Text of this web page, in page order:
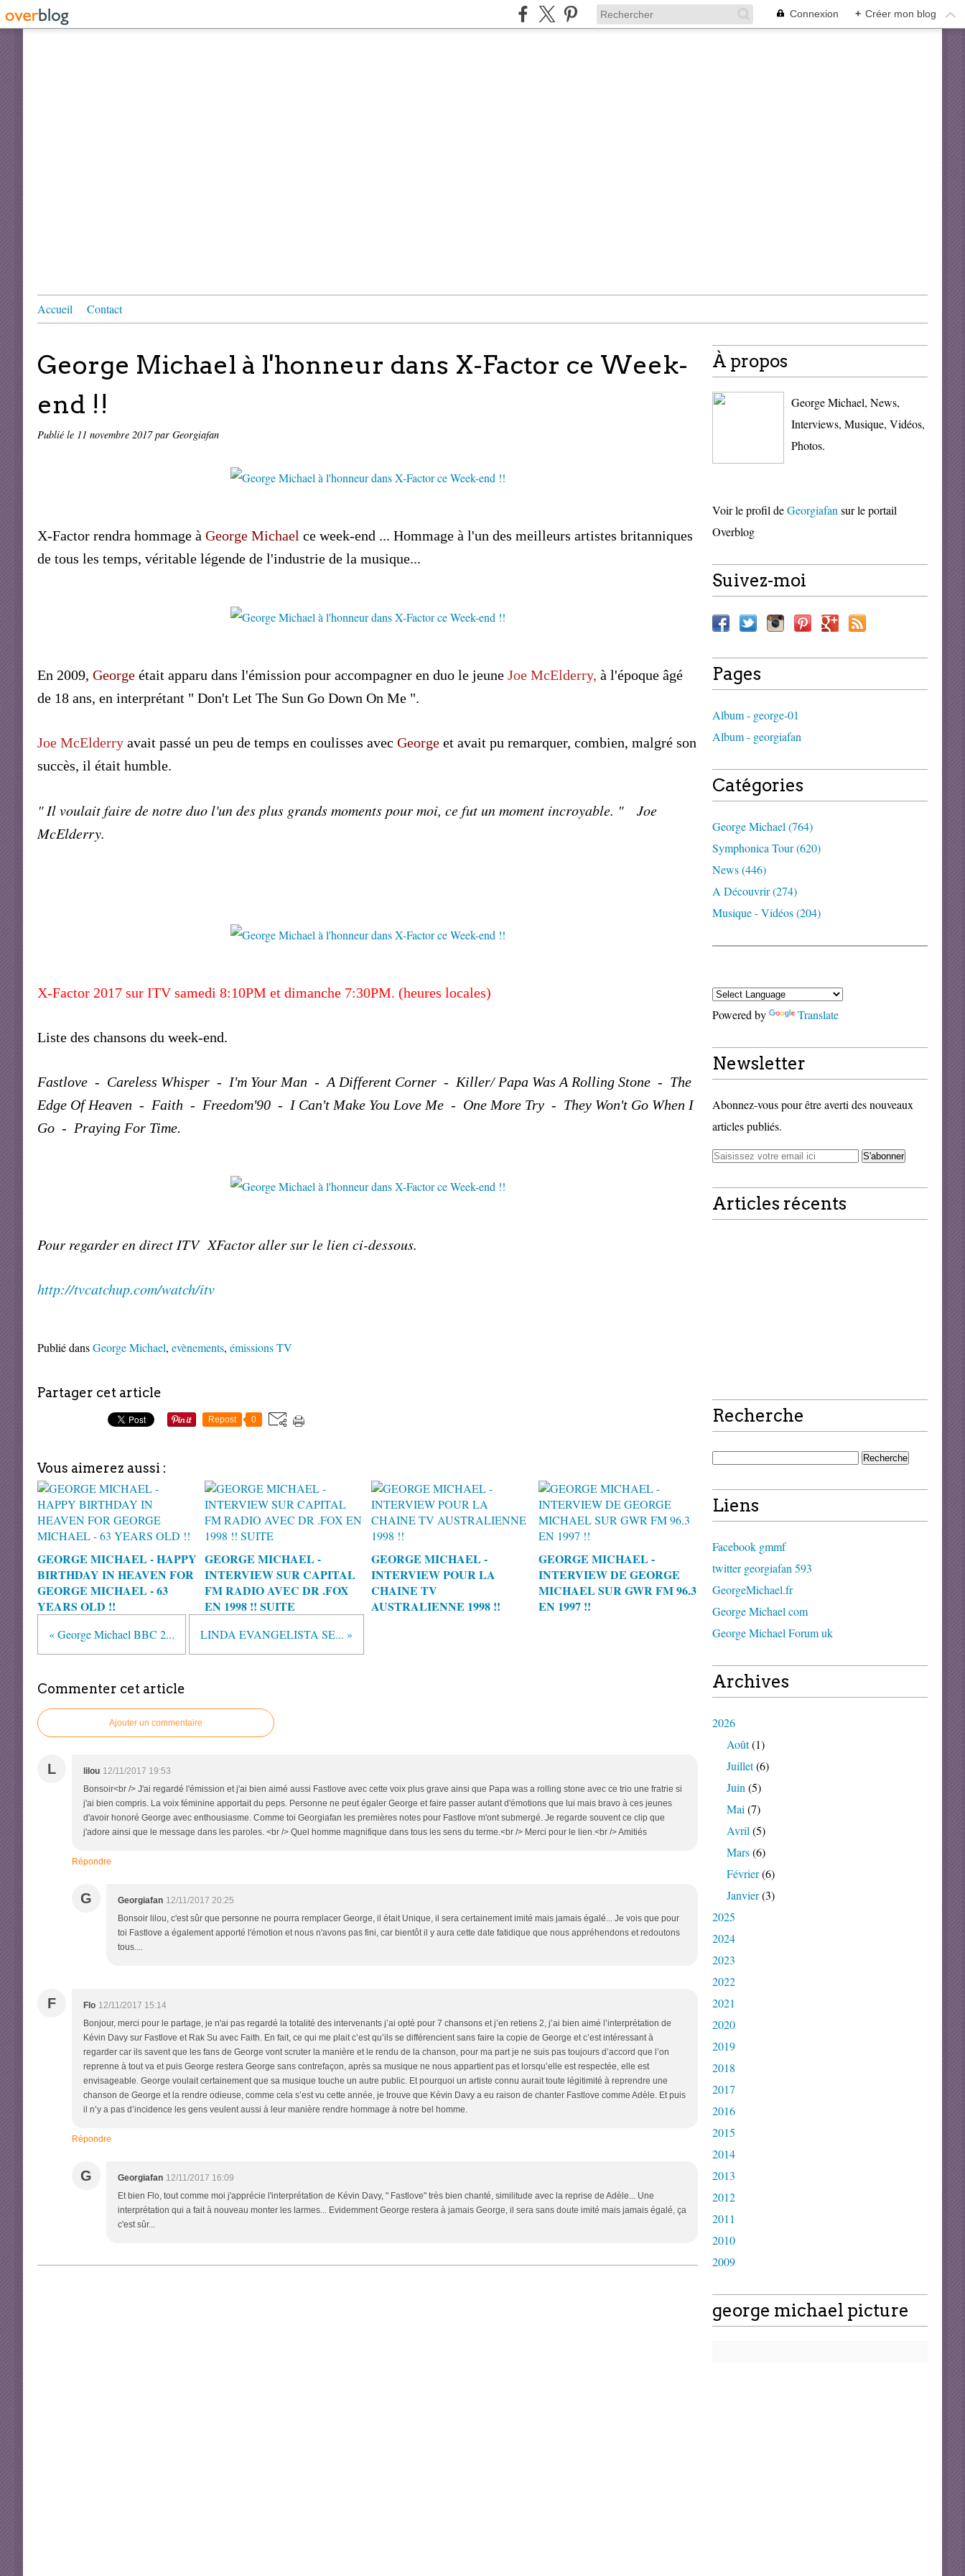
Connexion + Créer mon blog
Accueil Contact
George Michael à l'honneur dans X-Factor ce Week-
end !!
Publié le 11 novembre 2017par Georgiafan
X-Factor rendra hommage à George Michael ce week-end ... Hommage à l'un des meilleurs artistes britanniques
de tous les temps, véritable légende de l'industrie de la musique...
En 2009, George était apparu dans l'émission pour accompagner en duo le jeune Joe McElderry, à l'époque âgé
de 18 ans, en interprétant " Don't Let The Sun Go Down On Me ".
Joe McElderry avait passé un peu de temps en coulisses avec George et avait pu remarquer, combien, malgré son
succès, il était humble.
" Il voulait faire de notre duo l'un des plus grands moments pour moi, ce fut un moment incroyable. " Joe
McElderry.
X-Factor 2017 sur ITV samedi 8:10PM et dimanche 7:30PM. (heures locales)
Liste des chansons du week-end.
Fastlove - Careless Whisper - I'm Your Man - A Different Corner - Killer/ Papa Was A Rolling Stone - The
Edge Of Heaven - Faith - Freedom'90 - I Can't Make You Love Me - One More Try - They Won't Go When I
Go - Praying For Time.
Pour regarder en direct ITV XFactor aller sur le lien ci-dessous.
http://tvcatchup.com/watch/itv
Publié dansGeorge Michael, evènements, émissions TV
Partager cet article
Repost 0
Vous aimerez aussi :
GEORGE MICHAEL - HAPPY
BIRTHDAY IN HEAVEN FOR
GEORGE MICHAEL - 63
YEARS OLD !!
GEORGE MICHAEL -
INTERVIEW SUR CAPITAL
FM RADIO AVEC DR .FOX
EN 1998 !! SUITE
GEORGE MICHAEL -
INTERVIEW POUR LA
CHAINE TV
AUSTRALIENNE 1998 !!
GEORGE MICHAEL -
INTERVIEW DE GEORGE
MICHAEL SUR GWR FM 96.3
EN 1997 !!
« George Michael BBC 2... LINDA EVANGELISTA SE... »
Commenter cet article
Ajouter un commentaire
L lilou 12/11/2017 19:53
Bonsoir<br /> J'ai regardé l'émission et j'ai bien aimé aussi Fastlove avec cette voix plus grave ainsi que Papa was a rolling stone avec ce trio une fratrie si
j'ai bien compris. La voix féminine apportait du peps. Personne ne peut égaler George et faire passer autant d'émotions que lui mais bravo à ces jeunes
d'avoir honoré George avec enthousiasme. Comme toi Georgiafan les premières notes pour Fastlove m'ont submergé. Je regarde souvent ce clip que
j'adore ainsi que le message dans les paroles. <br /> Quel homme magnifique dans tous les sens du terme.<br /> Merci pour le lien.<br /> Amitiés
Répondre
G Georgiafan 12/11/2017 20:25
Bonsoir lilou, c'est sûr que personne ne pourra remplacer George, il était Unique, il sera certainement imité mais jamais égalé... Je vois que pour
toi Fastlove a également apporté l'émotion et nous n'avons pas fini, car bientôt il y aura cette date fatidique que nous appréhendons et redoutons
tous....
F Flo 12/11/2017 15:14
Bonjour, merci pour le partage, je n'ai pas regardé la totalité des intervenants j’ai opté pour 7 chansons et j’en retiens 2, j’ai bien aimé l’interprétation de
Kévin Davy sur Fastlove et Rak Su avec Faith. En fait, ce qui me plait c’est qu’ils se différencient sans faire la copie de George et c’est intéressant à
regarder car ils savent que les fans de George vont scruter la manière et le rendu de la chanson, pour ma part je ne suis pas toujours d’accord que l’on
reprenne à tout va et puis George restera George sans contrefaçon, après sa musique ne nous appartient pas et lorsqu’elle est respectée, elle est
envisageable. George voulait certainement que sa musique touche un autre public. Et pourquoi un artiste connu aurait toute légitimité à reprendre une
chanson de George et la rendre odieuse, comme cela s’est vu cette année, je trouve que Kévin Davy a eu raison de chanter Fastlove comme Adèle. Et puis
il n’y a pas d’incidence les gens veulent aussi à leur manière rendre hommage à notre bel homme.
Répondre
G Georgiafan 12/11/2017 16:09
Et bien Flo, tout comme moi j'apprécie l'interprétation de Kévin Davy, " Fastlove" très bien chanté, similitude avec la reprise de Adèle... Une
interprétation qui a fait à nouveau monter les larmes... Evidemment George restera à jamais George, il sera sans doute imité mais jamais égalé, ça
c'est sûr...
À propos
George Michael, News,
Interviews, Musique, Vidéos,
Photos.
Voir le profil deGeorgiafan sur le portail
Overblog
Suivez-moi
Pages
Album - george-01
Album - georgiafan
Catégories
George Michael (764)
Symphonica Tour (620)
News (446)
A Découvrir (274)
Musique - Vidéos (204)
Powered by Translate
Newsletter
Abonnez-vous pour être averti des nouveaux
articles publiés.
Articles récents
Recherche
Liens
Facebook gmmf
twitter georgiafan 593
GeorgeMichael.fr
George Michael com
George Michael Forum uk
Archives
2026
Août(1)
Juillet(6)
Juin (5)
Mai (7)
Avril (5)
Mars(6)
Février(6)
Janvier(3)
2025
2024
2023
2022
2021
2020
2019
2018
2017
2016
2015
2014
2013
2012
2011
2010
2009
george michael picture